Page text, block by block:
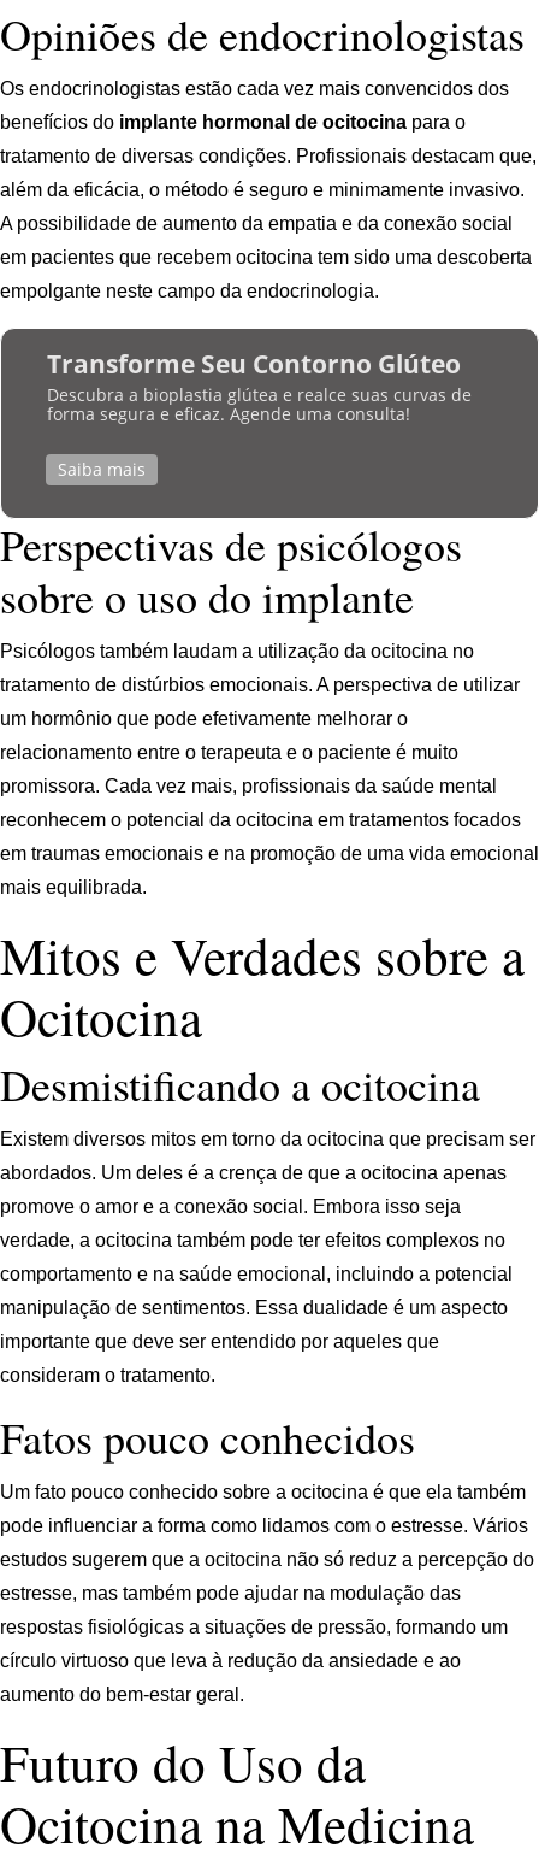
Opiniões de endocrinologistas
Os endocrinologistas estão cada vez mais convencidos dos
benefícios do implante hormonal de ocitocina para o
tratamento de diversas condições. Profissionais destacam que,
além da eficácia, o método é seguro e minimamente invasivo.
A possibilidade de aumento da empatia e da conexão social
em pacientes que recebem ocitocina tem sido uma descoberta
empolgante neste campo da endocrinologia.
Transforme Seu Contorno Glúteo
Descubra a bioplastia glútea e realce suas curvas de
forma segura e eficaz. Agende uma consulta!
Saiba mais
Perspectivas de psicólogos
sobre o uso do implante
Psicólogos também laudam a utilização da ocitocina no
tratamento de distúrbios emocionais. A perspectiva de utilizar
um hormônio que pode efetivamente melhorar o
relacionamento entre o terapeuta e o paciente é muito
promissora. Cada vez mais, profissionais da saúde mental
reconhecem o potencial da ocitocina em tratamentos focados
em traumas emocionais e na promoção de uma vida emocional
mais equilibrada.
Mitos e Verdades sobre a
Ocitocina
Desmistificando a ocitocina
Existem diversos mitos em torno da ocitocina que precisam ser
abordados. Um deles é a crença de que a ocitocina apenas
promove o amor e a conexão social. Embora isso seja
verdade, a ocitocina também pode ter efeitos complexos no
comportamento e na saúde emocional, incluindo a potencial
manipulação de sentimentos. Essa dualidade é um aspecto
importante que deve ser entendido por aqueles que
consideram o tratamento.
Fatos pouco conhecidos
Um fato pouco conhecido sobre a ocitocina é que ela também
pode influenciar a forma como lidamos com o estresse. Vários
estudos sugerem que a ocitocina não só reduz a percepção do
estresse, mas também pode ajudar na modulação das
respostas fisiológicas a situações de pressão, formando um
círculo virtuoso que leva à redução da ansiedade e ao
aumento do bem-estar geral.
Futuro do Uso da
Ocitocina na Medicina